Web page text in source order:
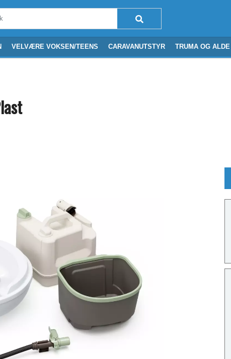
VELVÆRE VOKSEN/TEENS CARAVANUTSTYR TRUMA OG